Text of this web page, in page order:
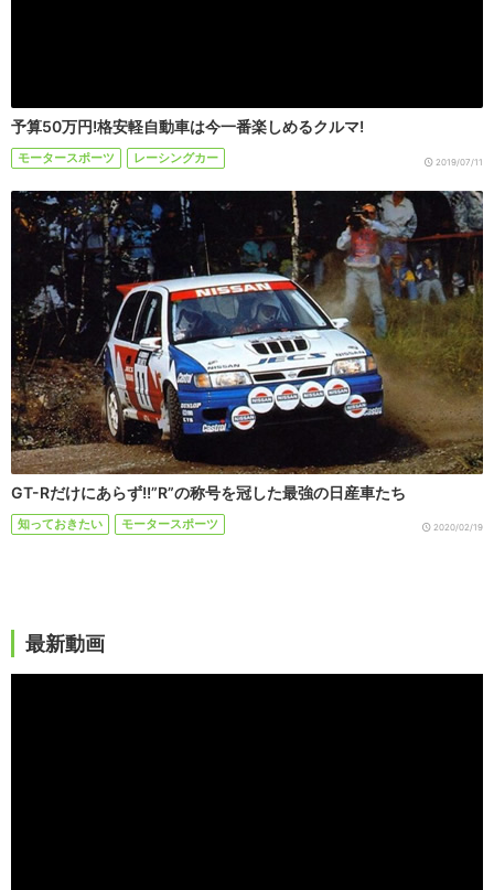
予算50万円!格安軽自動車は今一番楽しめるクルマ!
モータースポーツ レーシングカー 2019/07/11
GT-Rだけにあらず!!”R”の称号を冠した最強の日産車たち
知っておきたい モータースポーツ 2020/02/19
最新動画